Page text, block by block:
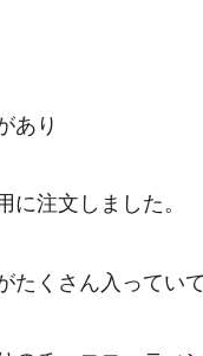
あり
に注文しました。
たくさん入っていて